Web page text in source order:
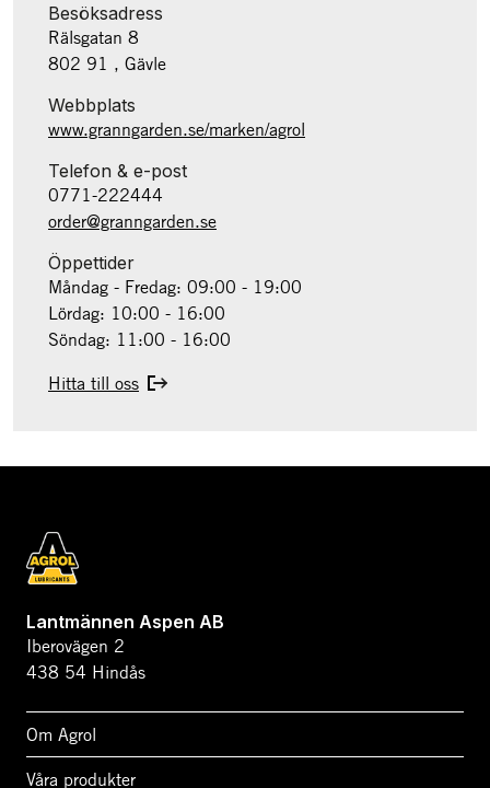
Besöksadress
Rälsgatan 8
802 91 , Gävle
Webbplats
www.granngarden.se/marken/agrol
Telefon & e-post
0771-222444
order@granngarden.se
Öppettider
Måndag - Fredag: 09:00 - 19:00
Lördag: 10:00 - 16:00
Söndag: 11:00 - 16:00
Hitta till oss
Lantmännen Aspen AB
Iberovägen 2
438 54 Hindås
Om Agrol
Våra produkter